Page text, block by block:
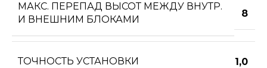
МАКС. ПЕРЕПАД ВЫСОТ МЕЖДУ ВНУТР.
И ВНЕШНИМ БЛОКАМИ
8
ТОЧНОСТЬ УСТАНОВКИ
1,0